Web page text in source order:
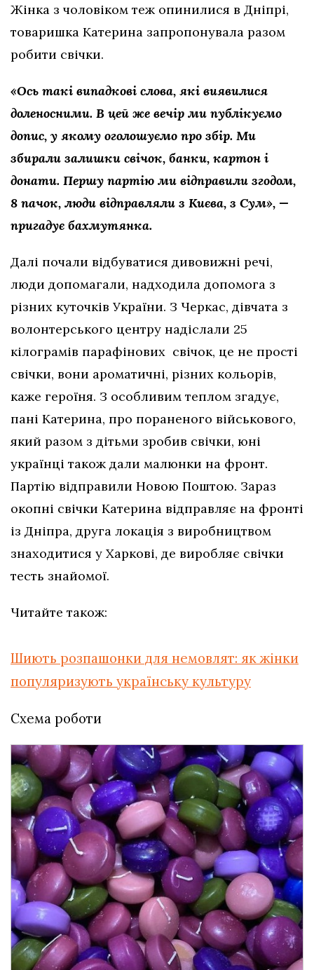
Жінка з чоловіком теж опинилися в Дніпрі,
товаришка Катерина запропонувала разом
робити свічки.
«Ось такі випадкові слова, які виявилися
доленосними. В цей же вечір ми публікуємо
допис, у якому оголошуємо про збір. Ми
збирали залишки свічок, банки, картон і
донати. Першу партію ми відправили згодом,
8 пачок, люди відправляли з Києва, з Сум», —
пригадує бахмутянка.
Далі почали відбуватися дивовижні речі,
люди допомагали, надходила допомога з
різних куточків України. З Черкас, дівчата з
волонтерського центру надіслали 25
кілограмів парафінових свічок, це не прості
свічки, вони ароматичні, різних кольорів,
каже героїня. З особливим теплом згадує,
пані Катерина, про пораненого військового,
який разом з дітьми зробив свічки, юні
українці також дали малюнки на фронт.
Партію відправили Новою Поштою. Зараз
окопні свічки Катерина відправляє на фронті
із Дніпра, друга локація з виробництвом
знаходитися у Харкові, де виробляє свічки
тесть знайомої.
Читайте також:
Шиють розпашонки для немовлят: як жінки
популяризують українську культуру
Схема роботи